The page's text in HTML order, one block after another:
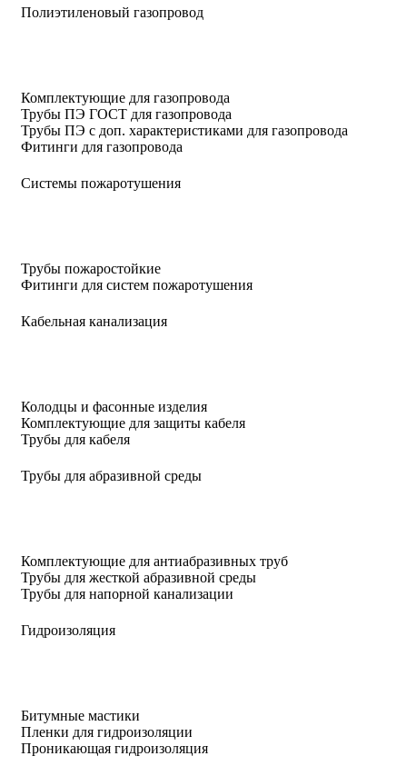
Полиэтиленовый газопровод
Комплектующие для газопровода
Трубы ПЭ ГОСТ для газопровода
Трубы ПЭ с доп. характеристиками для газопровода
Фитинги для газопровода
Системы пожаротушения
Трубы пожаростойкие
Фитинги для систем пожаротушения
Кабельная канализация
Колодцы и фасонные изделия
Комплектующие для защиты кабеля
Трубы для кабеля
Трубы для абразивной среды
Комплектующие для антиабразивных труб
Трубы для жесткой абразивной среды
Трубы для напорной канализации
Гидроизоляция
Битумные мастики
Пленки для гидроизоляции
Проникающая гидроизоляция